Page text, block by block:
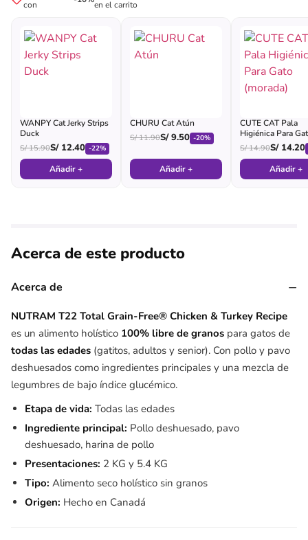
con
en el carrito
WANPY Cat Jerky Strips
Duck
S/15.90S/12.40 -22%
Añadir +
CHURU Cat Atún
S/11.90S/9.50 -20%
Añadir +
CUTE CAT Pala
Higiénica Para
(morada)
S/14.90S/14.20
Añadir +
Acerca de este producto
Acerca de −
NUTRAM T22 Total Grain-Free® Chicken & Turkey Recipe
es un alimento holístico 100% libre de granos para gatos de
todas las edades (gatitos, adultos y senior). Con pollo y pavo
deshuesados como ingredientes principales y una mezcla de
legumbres de bajo índice glucémico.
Etapa de vida: Todas las edades
Ingrediente principal: Pollo deshuesado, pavo
deshuesado, harina de pollo
Presentaciones: 2 KG y 5.4 KG
Tipo: Alimento seco holístico sin granos
Origen: Hecho en Canadá